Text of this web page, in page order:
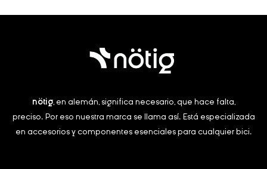
nötig, en alemán, significa necesario, que hace falta,
preciso. Por eso nuestra marca se llama así. Está especializada
en accesorios y componentes esenciales para cualquier bici.